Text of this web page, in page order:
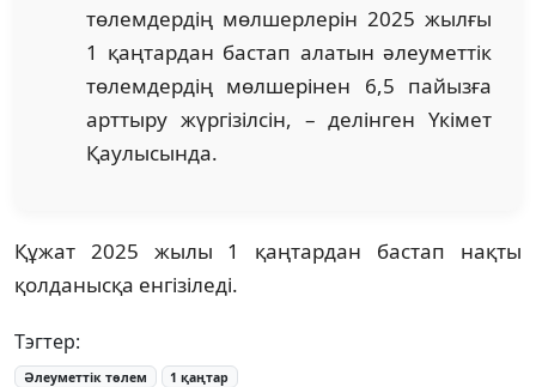
төлемдердің мөлшерлерін 2025 жылғы
1 қаңтардан бастап алатын әлеуметтік
төлемдердің мөлшерінен 6,5 пайызға
арттыру жүргізілсін, – делінген Үкімет
Қаулысында.
Құжат 2025 жылы 1 қаңтардан бастап нақты
қолданысқа енгізіледі.
Тэгтер:
Әлеуметтік төлем 1 қаңтар